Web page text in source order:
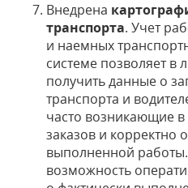
Внедрена
транспорта. Учет
и наемных
системе позволяет
получить данные о
транспорта и
часто возникающие
заказов и корректно
выполненной
возможность